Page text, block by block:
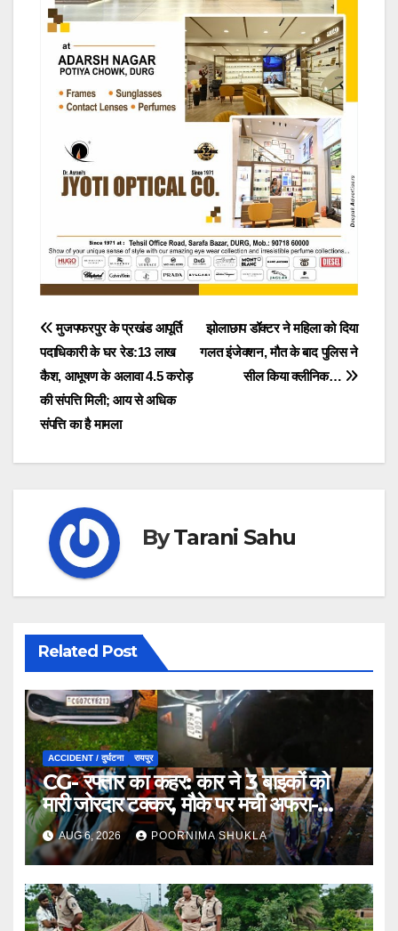
Post
navigation
झोलाछाप डॉक्टर ने महिला को दिया
गलत इंजेक्शन, मौत के बाद पुलिस ने
सील किया क्लीनिक…
मुजफ्फरपुर के प्रखंड आपूर्ति
पदाधिकारी के घर रेड:13 लाख
कैश, आभूषण के अलावा 4.5 करोड़
की संपत्ति मिली; आय से अधिक
संपत्ति का है मामला
ByTarani Sahu
Related Post
ACCIDENT / दुर्घटना रायपुर
CG- रफ्तार का कहर: कार ने 3 बाइकों को
मारी जोरदार टक्कर, मौके पर मची अफरा-
तफरी…
AUG 6, 2026 POORNIMA SHUKLA